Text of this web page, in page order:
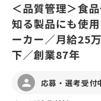
＜品質管理＞食
知る製品にも使
ーカー／月給25
下／創業87年
応募・選考受付